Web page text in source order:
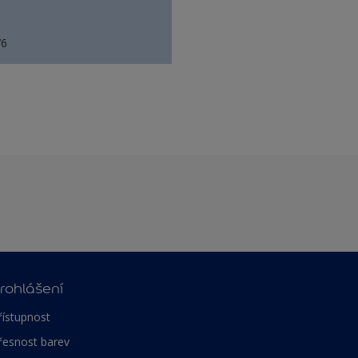
barev